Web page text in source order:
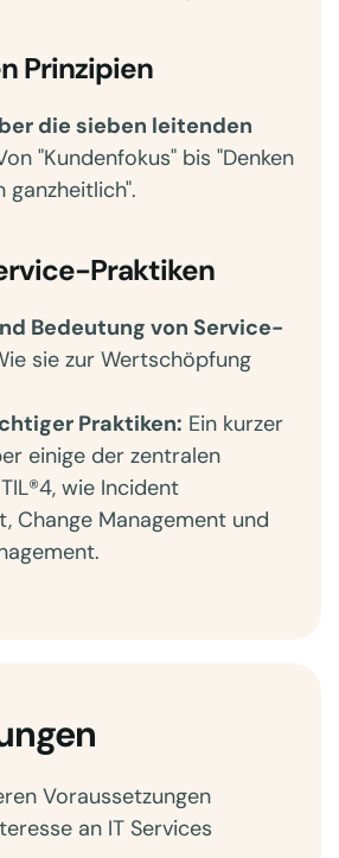
Prinzipien
die sieben leitenden
"Kundenfokus" bis "Denken
ganzheitlich".
Praktiken
Bedeutung von Service-
sie zur Wertschöpfung
Praktiken: Ein kurzer
einige der zentralen
wie Incident
Change Management und
Voraussetzungen
an IT Services